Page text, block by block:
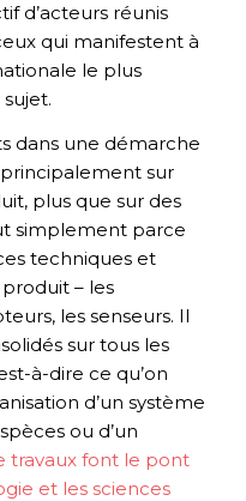
d’acteurs réunis
qui manifestent à
le plus
dans une démarche
sur
plus que sur des
simplement parce
techniques et
– les
les senseurs. Il
sur tous les
à-dire ce qu’on
d’un système
ou d’un
travaux font le pont
et les sciences